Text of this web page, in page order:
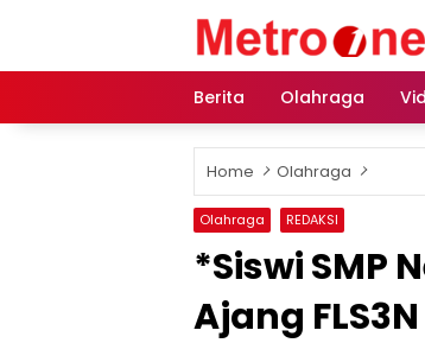
Berita Olahraga
Home Olahraga
Olahraga REDAKSI
*Siswi SMP
Ajang